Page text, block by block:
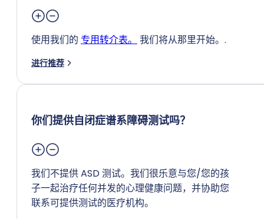
使用我们的 专用转介表。 我们将从那里开始。.
进行推荐
你们提供自闭症谱系障碍测试吗？
我们不提供 ASD 测试。我们很乐意与您/您的孩
子一起治疗任何并发的心理健康问题，并协助您
联系可提供测试的医疗机构。